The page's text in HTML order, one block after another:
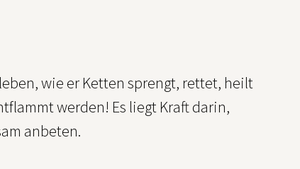
wie er Ketten sprengt, rettet, heilt
werden! Es liegt Kraft darin,
anbeten.